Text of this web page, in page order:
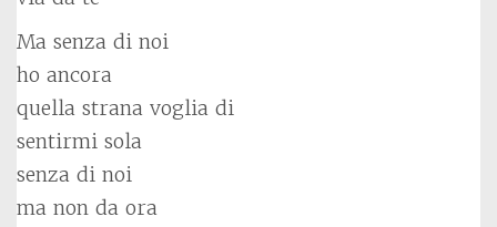
Ma senza di noi
ho ancora
quella strana voglia di
sentirmi sola
senza di noi
ma non da ora